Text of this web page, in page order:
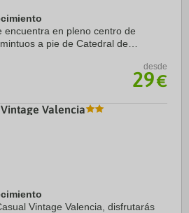
encuentra en pleno centro de
a pie de Catedral de
de la Ribera y a 1,9 km ...desde
29€
Valencia
Vintage Valencia, disfrutarás